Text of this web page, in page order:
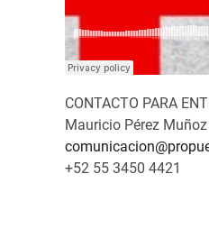
CONTACTO PARA
Mauricio Pérez Muñoz
+52 55 3450 4421